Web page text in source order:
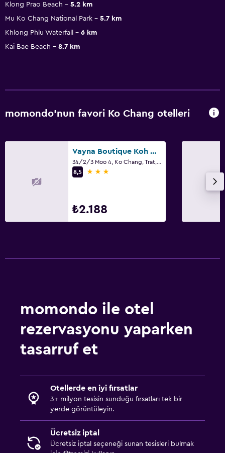
Klong Prao Beach
5.2 km
Mu Ko Chang National Park
5.7 km
Khlong Phlu Waterfall
6 km
Kai Bae Beach
8.7 km
momondo'nun favori Ko Chang otelleri
Vayna Boutique Koh Chang
8,5
3 yıldız
₺2.188
momondo ile otel
rezervasyonu yaparken
tasarruf et
Otellerde en iyi fırsatlar
3+ milyon tesisin sunduğu fırsatları tek bir
yerde görüntüleyin.
Ücretsiz iptal
Ücretsiz iptal seçeneği sunan tesisleri bulmak